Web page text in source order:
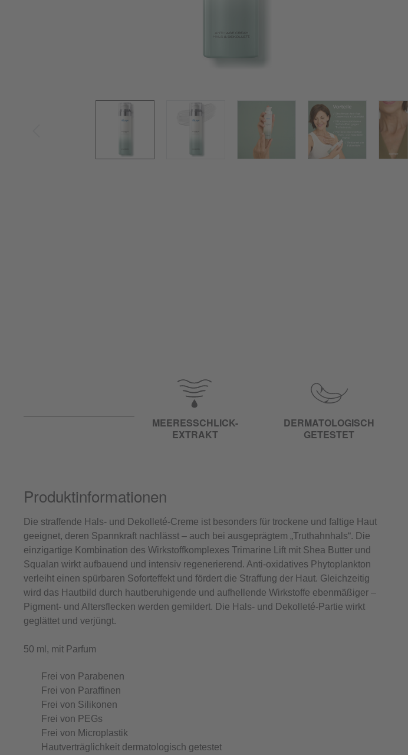
MEERESSCHLICK-
EXTRAKT
DERMATOLOGISCH
GETESTET
Produktinformationen
Die straffende Hals- und Dekolleté-Creme ist besonders für trockene und faltige Haut
geeignet, deren Spannkraft nachlässt – auch bei ausgeprägtem „Truthahnhals“. Die
einzigartige Kombination des Wirkstoffkomplexes Trimarine Lift mit Shea Butter und
Squalan wirkt aufbauend und intensiv regenerierend. Anti-oxidatives Phytoplankton
verleiht einen spürbaren Soforteffekt und fördert die Straffung der Haut. Gleichzeitig
wird das Hautbild durch hautberuhigende und aufhellende Wirkstoffe ebenmäßiger –
Pigment- und Altersflecken werden gemildert. Die Hals- und Dekolleté-Partie wirkt
geglättet und verjüngt.
50 ml, mit Parfum
Frei von Parabenen
Frei von Paraffinen
Frei von Silikonen
Frei von PEGs
Frei von Microplastik
Hautverträglichkeit dermatologisch getestet